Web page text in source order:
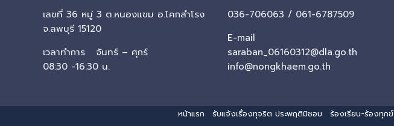
เลขที่ 36 หมู่ 3 ต.หนองแขม อ.โคกสำโรง
จ.ลพบุรี 15120
เวลาทำการ จันทร์ – ศุกร์
08:30 -16:30 น.
036-706063 / 061-6787509
E-mail
saraban_06160312@dla.go.th
info@nongkhaem.go.th
หน้าแรก รับแจ้งเรื่องทุจริต ประพฤติมิชอบ ร้องเรียน-ร้องทุกข์